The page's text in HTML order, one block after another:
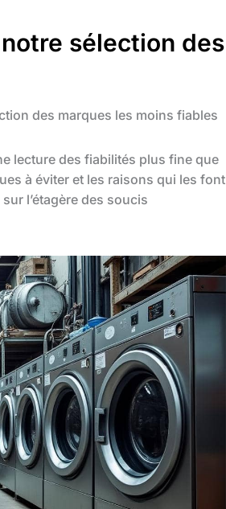
sélection des
des marques les moins fiables
lecture des fiabilités plus fine que
à éviter et les raisons qui les font
l’étagère des soucis